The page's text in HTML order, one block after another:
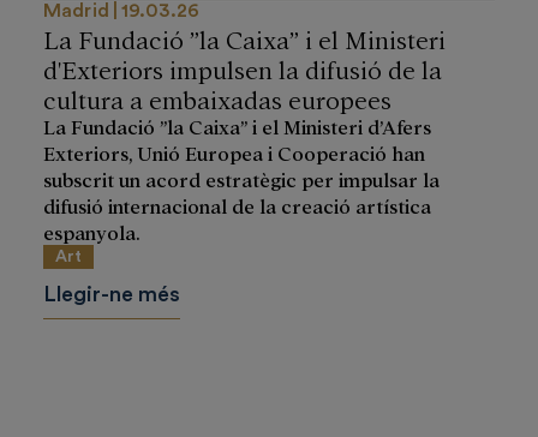
Madrid 19.03.26
La Fundació ”la Caixa” i el Ministeri
d'Exteriors impulsen la difusió de la
cultura a embaixadas europees
La Fundació ”la Caixa” i el Ministeri d’Afers
Exteriors, Unió Europea i Cooperació han
subscrit un acord estratègic per impulsar la
difusió internacional de la creació artística
espanyola.
Art
Llegir-ne més